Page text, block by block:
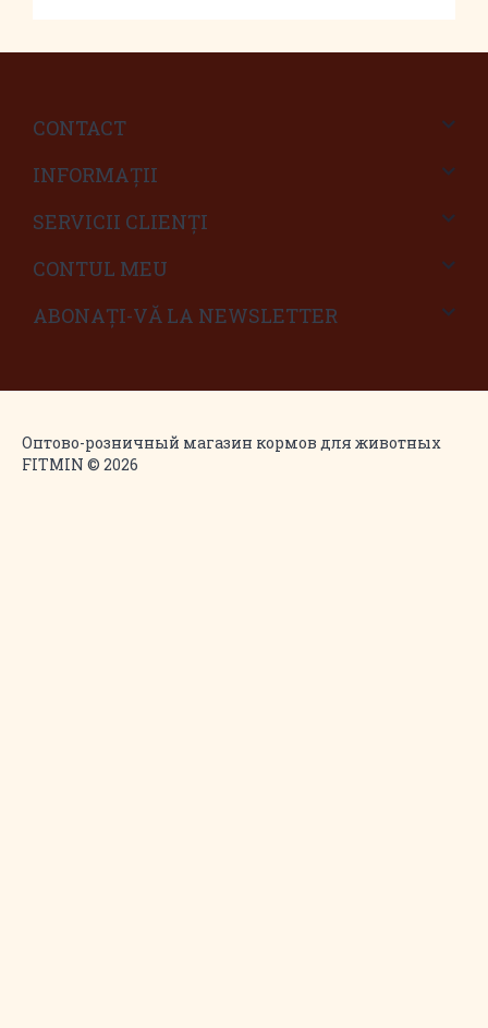
CONTACT
INFORMAŢII
SERVICII CLIENŢI
CONTUL MEU
ABONAȚI-VĂ LA NEWSLETTER
Оптово-розничный магазин кормов для животных
FITMIN © 2026